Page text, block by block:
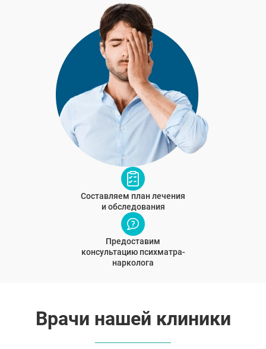
Составляем план лечения
и обследования
Предоставим
консультацию психматра-
нарколога
Врачи нашей клиники